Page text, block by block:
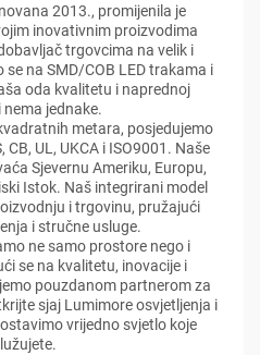
2013., promijenila je
inovativnim proizvodima
trgovcima na velik i
na SMD/COB LED trakama i
oda kvalitetu i naprednoj
jednake.
metara, posjedujemo
UL, UKCA i ISO9001. Naše
Sjevernu Ameriku, Europu,
Istok. Naš integrirani model
i trgovinu, pružajući
i stručne usluge.
ne samo prostore nego i
se na kvalitetu, inovacije i
pouzdanom partnerom za
sjaj Lumimore osvjetljenja i
vrijedno svjetlo koje